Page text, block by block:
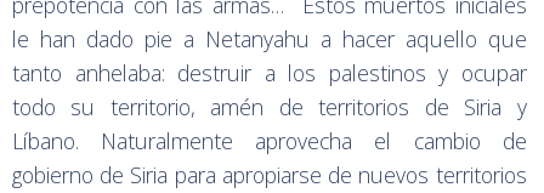
le han dado pie a Netanyahu a hacer aquello que
tanto anhelaba: destruir a los palestinos y ocupar
todo su territorio, amén de territorios de Siria y
Líbano. Naturalmente aprovecha el cambio de
gobierno de Siria para apropiarse de nuevos territorios